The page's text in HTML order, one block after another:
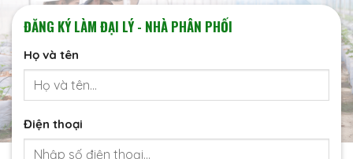
ĐĂNG KÝ LÀM ĐẠI LÝ - NHÀ PHÂN PHỐI
Họ và tên
Điện thoại